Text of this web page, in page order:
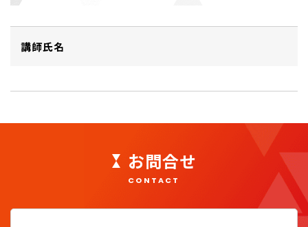
講師氏名
お問合せ
CONTACT